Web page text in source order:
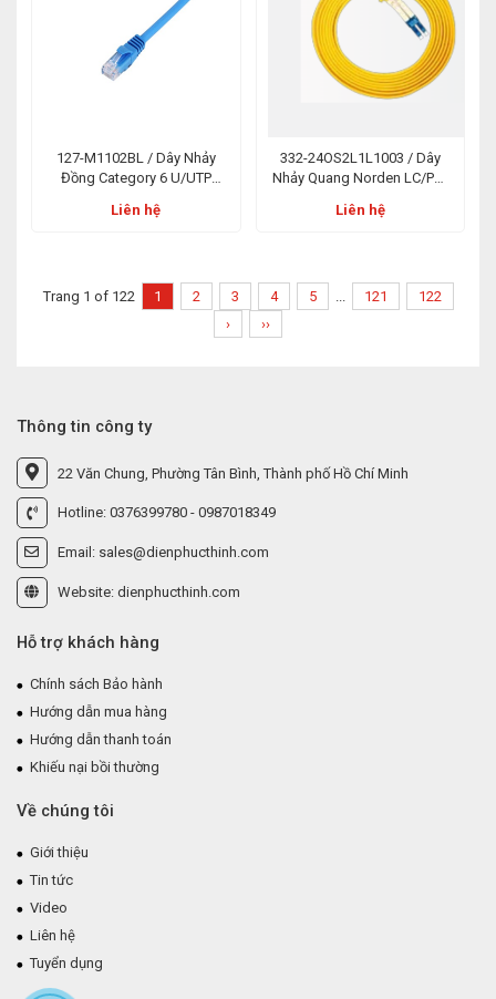
127-M1102BL / Dây Nhảy
Đồng Category 6 U/UTP
Xanh Dương
Liên hệ
332-24OS2L1L1003 / Dây
Nhảy Quang Norden LC/PC-
Liên hệ
Trang 1 of 122 1 2 3 4 5 ... 121
122
›
››
Thông tin công ty
22 Văn Chung, Phường Tân Bình, Thành phố Hồ Chí Minh
Hotline: 0376399780 - 0987018349
Email: sales@dienphucthinh.com
Website: dienphucthinh.com
Hỗ trợ khách hàng
Chính sách Bảo hành
Hướng dẫn mua hàng
Hướng dẫn thanh toán
Khiếu nại bồi thường
Về chúng tôi
Giới thiệu
Tin tức
Video
Liên hệ
Tuyển dụng